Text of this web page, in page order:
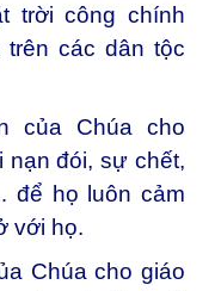
trời công chính
các dân tộc
của Chúa cho
nạn đói, sự chết,
để họ luôn cảm
với họ.
Chúa cho giáo